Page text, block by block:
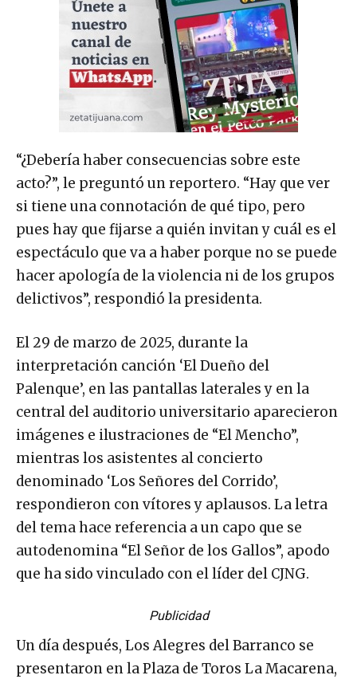
“¿Debería haber consecuencias sobre este
acto?”, le preguntó un reportero. “Hay que ver
si tiene una connotación de qué tipo, pero
pues hay que fijarse a quién invitan y cuál es el
espectáculo que va a haber porque no se puede
hacer apología de la violencia ni de los grupos
delictivos”, respondió la presidenta.
El 29 de marzo de 2025, durante la
interpretación canción ‘El Dueño del
Palenque’, en las pantallas laterales y en la
central del auditorio universitario aparecieron
imágenes e ilustraciones de “El Mencho”,
mientras los asistentes al concierto
denominado ‘Los Señores del Corrido’,
respondieron con vítores y aplausos. La letra
del tema hace referencia a un capo que se
autodenomina “El Señor de los Gallos”, apodo
que ha sido vinculado con el líder del CJNG.
Publicidad
Un día después, Los Alegres del Barranco se
presentaron en la Plaza de Toros La Macarena,